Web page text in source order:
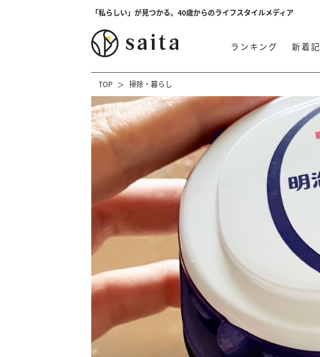
「私らしい」が見つかる。40歳からのライフスタイルメディア
ランキング 新着
TOP 掃除・暮らし